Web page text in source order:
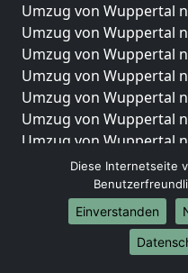
Umzug von Wuppertal
Umzug von Wuppertal
Umzug von Wuppertal
Umzug von Wuppertal
Umzug von Wuppertal
Umzug von Wuppertal
Umzug von Wuppertal
Umzug von Wuppertal
Umzug von Wuppertal
Internationale-
Umzug von Wuppertal
Diese Internetseite
Einverstanden